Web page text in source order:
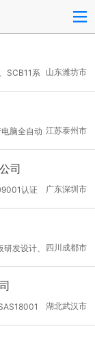
山东潍坊市
SCB11系
变压器，各种型号的
变压器配件等。
江苏泰州市
脑全自动
，石油干洗机，脱水
型，加热方法可分蒸
干效果更理想 适用于
司
广东深圳市
认证
四川成都市
发设计、
地板专业制造商。公
市金牛区金泉大道
化木地板系列产品，
湖北武汉市